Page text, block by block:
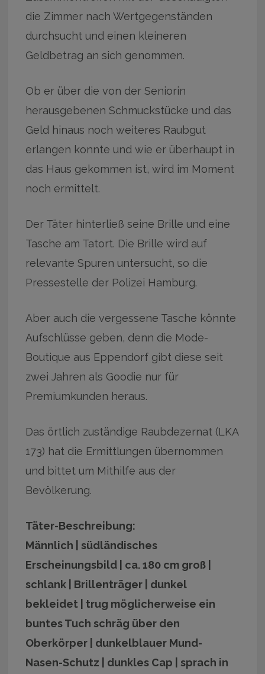
die Zimmer nach Wertgegenständen
durchsucht und einen kleineren
Geldbetrag an sich genommen.
Ob er über die von der Seniorin
herausgebenen Schmuckstücke und das
Geld hinaus noch weiteres Raubgut
erlangen konnte und wie er überhaupt in
das Haus gekommen ist, wird im Moment
noch ermittelt.
Der Täter hinterließ seine Brille und eine
Tasche am Tatort. Die Brille wird auf
relevante Spuren untersucht, so die
Pressestelle der Polizei Hamburg.
Aber auch die vergessene Tasche könnte
Aufschlüsse geben, denn die Mode-
Boutique aus Eppendorf gibt diese seit
zwei Jahren als Goodie nur für
Premiumkunden heraus.
Das örtlich zuständige Raubdezernat (LKA
173) hat die Ermittlungen übernommen
und bittet um Mithilfe aus der
Bevölkerung.
Täter-Beschreibung:
Männlich | südländisches
Erscheinungsbild | ca. 180 cm groß |
schlank | Brillenträger | dunkel
bekleidet | trug möglicherweise ein
buntes Tuch schräg über den
Oberkörper | dunkelblauer Mund-
Nasen-Schutz | dunkles Cap | sprach in